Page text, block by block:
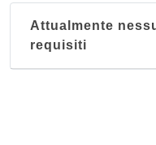
Attualmente
requisiti